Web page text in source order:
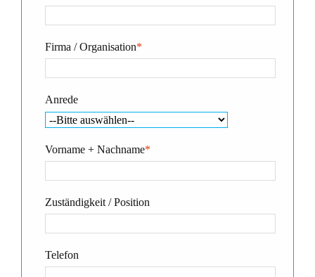
*
Firma / Organisation
Anrede
*
Vorname + Nachname
Zuständigkeit / Position
Telefon